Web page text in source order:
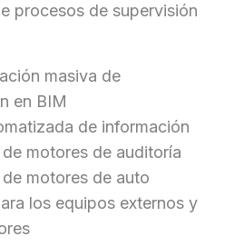
procesos de supervisión
masiva de
en BIM
de información
motores de auditoría
motores de auto
los equipos externos y